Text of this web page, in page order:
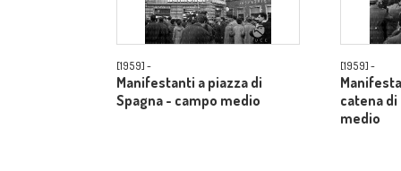
[1959] -
Manifestanti a piazza di
Spagna - campo medio
[1959] -
catena
medio